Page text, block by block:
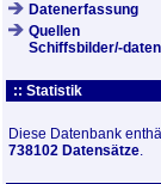
Datenerfassung
Quellen
Schiffsbilder/-daten
:: Statistik
Diese Datenbank
738102 Datensätze.